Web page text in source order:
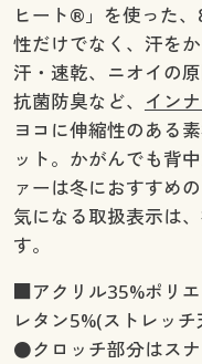
ヒート®」を使った
性だけでなく、汗を
汗・速乾、ニオイの
抗菌防臭など、 イン
ヨコに伸縮性のある
ット。かがんでも背
ァーは冬におすすめ
気になる取扱表示は
す。
■アクリル35%ポリ
レタン5%(ストレッチ
●クロッチ部分はス